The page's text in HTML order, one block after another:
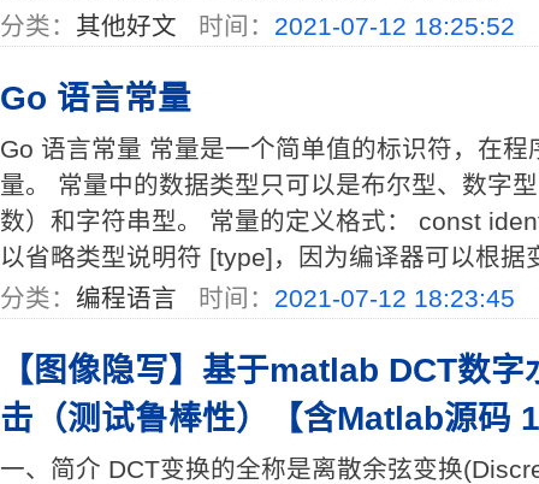
分类： 其他好文 时间： 2021-07-12 18:25:52
Go 语言常量
Go 语言常量 常量是一个简单值的标识符，在
量。 常量中的数据类型只可以是布尔型、数字
数）和字符串型。 常量的定义格式： const
以省略类型说明符 [type]，因为编译器可以根据
分类： 编程语言 时间： 2021-07-12 18:23:45
【图像隐写】基于matlab DCT数
击（测试鲁棒性）【含Matlab源码
一、简介 DCT变换的全称是离散余弦变换